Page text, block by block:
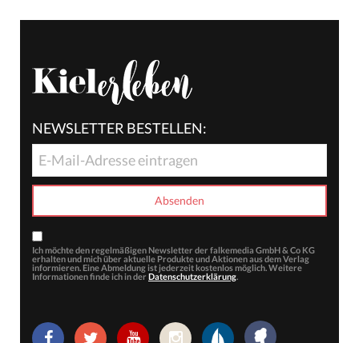
NEWSLETTER BESTELLEN:
Ich möchte den regelmäßigen Newsletter der falkemedia GmbH & Co KG
erhalten und mich über aktuelle Produkte und Aktionen aus dem Verlag
informieren. Eine Abmeldung ist jederzeit kostenlos möglich. Weitere
Informationen finde ich in der Datenschutzerklärung.